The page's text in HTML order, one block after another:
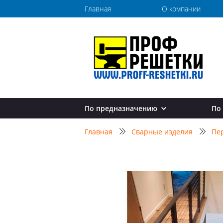
Главная О компании
По предназначению
Перила для лестниц
Перила на дачу
Перила на балкон
Перила для крыльца
Перила для улицы
По
Главная Сварные изделия